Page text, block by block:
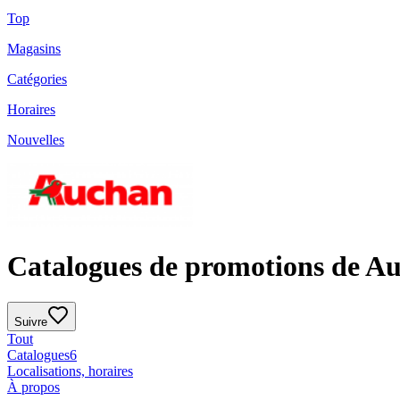
Top
Magasins
Catégories
Horaires
Nouvelles
Catalogues de promotions de
Suivre
Tout
Catalogues6
Localisations, horaires
À propos